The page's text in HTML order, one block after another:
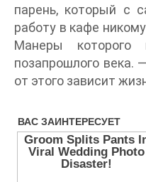
парень, который с
работу в кафе
Манеры которого
позапрошлого века.
от этого зависит